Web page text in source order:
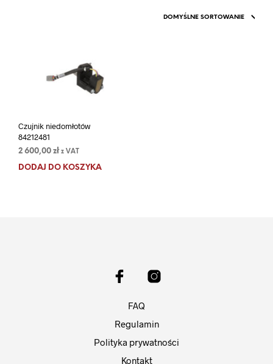
Czujnik niedomłotów
84212481
2 600,00 zł z VAT
DODAJ DO KOSZYKA
FAQ
Regulamin
Polityka prywatności
Kontakt